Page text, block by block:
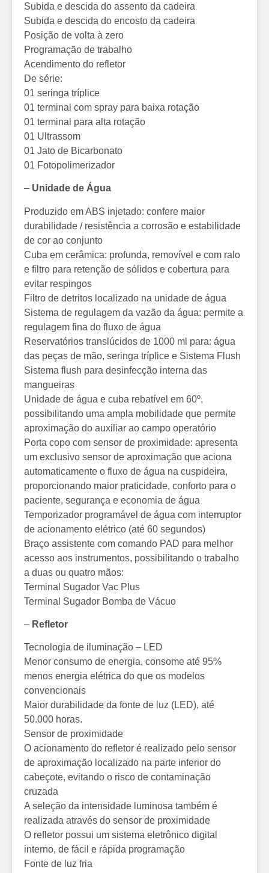
Subida e descida do assento da cadeira
Subida e descida do encosto da cadeira
Posição de volta à zero
Programação de trabalho
Acendimento do refletor
De série:
01 seringa tríplice
01 terminal com spray para baixa rotação
01 terminal para alta rotação
01 Ultrassom
01 Jato de Bicarbonato
01 Fotopolimerizador
– Unidade de Água
Produzido em ABS injetado: confere maior
durabilidade / resistência a corrosão e estabilidade
de cor ao conjunto
Cuba em cerâmica: profunda, removível e com ralo
e filtro para retenção de sólidos e cobertura para
evitar respingos
Filtro de detritos localizado na unidade de água
Sistema de regulagem da vazão da água: permite a
regulagem fina do fluxo de água
Reservatórios translúcidos de 1000 ml para: água
das peças de mão, seringa tríplice e Sistema Flush
Sistema flush para desinfecção interna das
mangueiras
Unidade de água e cuba rebatível em 60º,
possibilitando uma ampla mobilidade que permite
aproximação do auxiliar ao campo operatório
Porta copo com sensor de proximidade: apresenta
um exclusivo sensor de aproximação que aciona
automaticamente o fluxo de água na cuspideira,
proporcionando maior praticidade, conforto para o
paciente, segurança e economia de água
Temporizador programável de água com interruptor
de acionamento elétrico (até 60 segundos)
Braço assistente com comando PAD para melhor
acesso aos instrumentos, possibilitando o trabalho
a duas ou quatro mãos:
Terminal Sugador Vac Plus
Terminal Sugador Bomba de Vácuo
– Refletor
Tecnologia de iluminação – LED
Menor consumo de energia, consome até 95%
menos energia elétrica do que os modelos
convencionais
Maior durabilidade da fonte de luz (LED), até
50.000 horas.
Sensor de proximidade
O acionamento do refletor é realizado pelo sensor
de aproximação localizado na parte inferior do
cabeçote, evitando o risco de contaminação
cruzada
A seleção da intensidade luminosa também é
realizada através do sensor de proximidade
O refletor possui um sistema eletrônico digital
interno, de fácil e rápida programação
Fonte de luz fria